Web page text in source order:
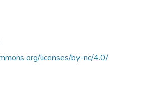
licenses/by-nc/4.0/